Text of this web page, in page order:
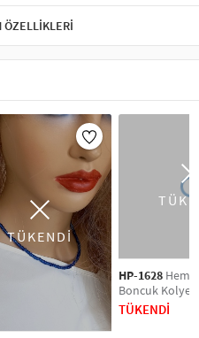
ve güvenle
gibi maddelere temas
yansıtan aksesuarlardan
şıklığı ve zarafeti bir araya
için mükemmel bir tercih
tamamlar. Ayrıca taşlı
bir seçenek sunar. Kolye
ile dikkat çeker. Altın,
kolyeler, her anınızı
için hemen koleksiyonumuzu
ÖZELLIKLERI
TÜKENDİ
HP-1628
Boncuk Kolye,
Kolye
TÜKENDİ